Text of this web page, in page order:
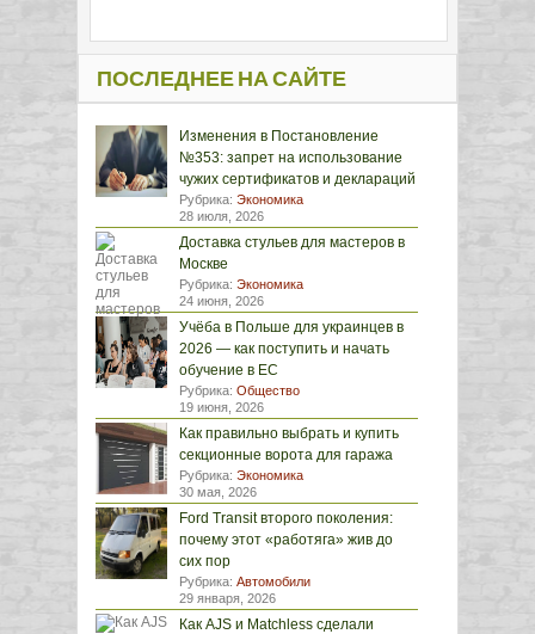
ПОСЛЕДНЕЕ НА САЙТЕ
Изменения в Постановление
№353: запрет на использование
чужих сертификатов и деклараций
Рубрика: Экономика
28 июля, 2026
Доставка стульев для мастеров в
Москве
Рубрика: Экономика
24 июня, 2026
Учёба в Польше для украинцев в
2026 — как поступить и начать
обучение в ЕС
Рубрика: Общество
19 июня, 2026
Как правильно выбрать и купить
секционные ворота для гаража
Рубрика: Экономика
30 мая, 2026
Ford Transit второго поколения:
почему этот «работяга» жив до
сих пор
Рубрика: Автомобили
29 января, 2026
Как AJS и Matchless сделали